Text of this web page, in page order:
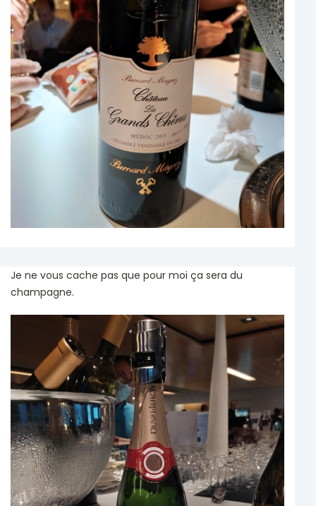
Je ne vous cache pas que pour moi ça sera du
champagne.